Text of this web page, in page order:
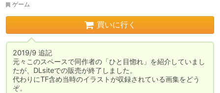
ゲーム
買いに行く
2019/9 追記
元々このスペースで同作者の「ひと目惚れ」を紹介していまし
たが、DLsiteでの販売が終了しました。
代わりにTF含め当時のイラストが収録されている画集をどう
ぞ。